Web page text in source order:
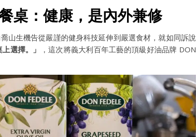
桌：健康，是內外兼修
山生機告從嚴謹的健身科技延伸到嚴選食材，就如同訴說
選擇。」
，這次將義大利百年工藝的頂級好油品牌 DON